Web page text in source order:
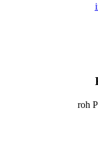
roh